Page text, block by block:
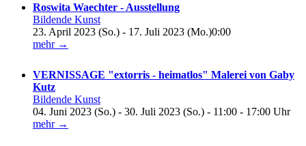
Roswita Waechter - Ausstellung
Bildende Kunst
23. April 2023 (So.) - 17. Juli 2023 (Mo.)0:00
mehr →
VERNISSAGE "extorris - heimatlos" Malerei von Gaby
Kutz
Bildende Kunst
04. Juni 2023 (So.) - 30. Juli 2023 (So.) - 11:00 - 17:00 Uhr
mehr →